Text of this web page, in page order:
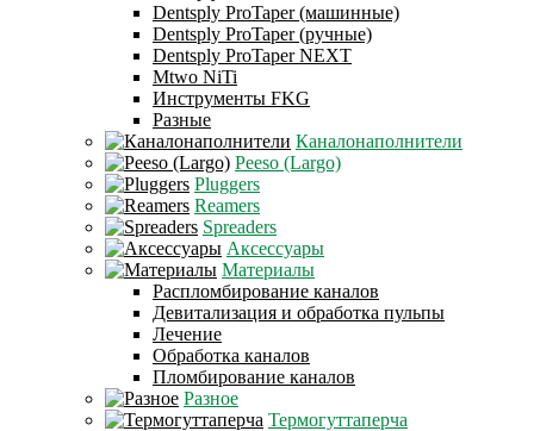
Dentsply ProTaper (машинные)
Dentsply ProTaper (ручные)
Dentsply ProTaper NEXT
Mtwo NiTi
Инструменты FKG
Разные
Каналонаполнители
Peeso (Largo)
Pluggers
Reamers
Spreaders
Аксессуары
Материалы
Распломбирование каналов
Девитализация и обработка пульпы
Лечение
Обработка каналов
Пломбирование каналов
Разное
Термогуттаперча